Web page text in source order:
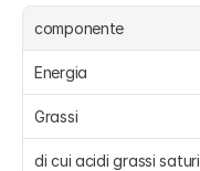
componente
Energia
Grassi
di cui acidi grassi saturi